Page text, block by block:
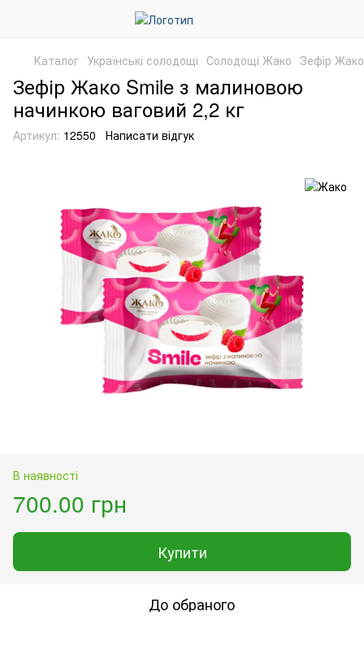
Каталог Українські солодощі Солодощі Жако Зефір Жако
Зефір Жако Smile з малиновою
начинкою ваговий 2,2 кг
Артикул: 12550 Написати відгук
В наявності
700.00 грн
Купити
До обраного